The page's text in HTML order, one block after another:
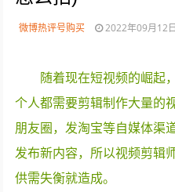
微博热评号购买 2022年09月12
随着现在短视频的崛起
个人都需要剪辑制作大量的
朋友圈，发淘宝等自媒体渠
发布新内容，所以视频剪辑
供需失衡就造成。